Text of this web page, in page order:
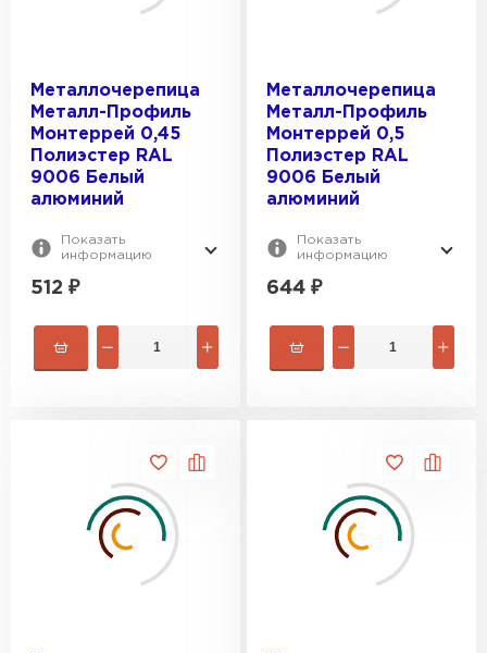
Металлочерепица
Металл-Профиль
Монтеррей 0,45
Полиэстер RAL
9006 Белый
алюминий
Показать
информацию
512 ₽
Металлочерепица
Металл-Профиль
Монтеррей 0,5
Полиэстер RAL
9006 Белый
алюминий
Показать
информацию
644 ₽